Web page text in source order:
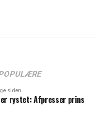
siden
rystet: Afpresser prins